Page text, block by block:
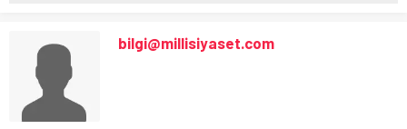
bilgi@millisiyaset.com